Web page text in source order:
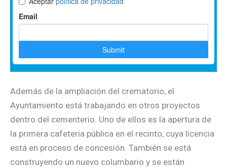
Además de la ampliación del crematorio, el
Ayuntamiento está trabajando en otros proyectos
dentro del cementerio. Uno de ellos es la apertura de
la primera cafetería pública en el recinto, cuya licencia
está en proceso de concesión. También se está
construyendo un nuevo columbario y se están